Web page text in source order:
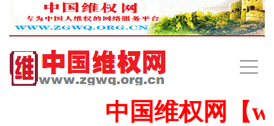
手
机
中国维权网【